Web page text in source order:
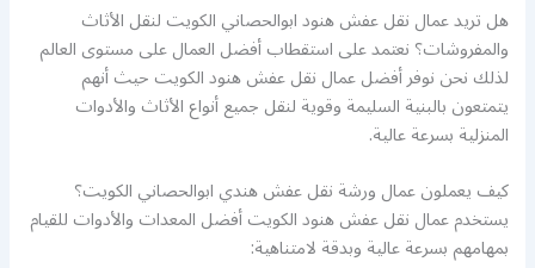
هل تريد عمال نقل عفش هنود ابوالحصاني الكويت لنقل الأثاث
والمفروشات؟ نعتمد على استقطاب أفضل العمال على مستوى العالم
لذلك نحن نوفر أفضل عمال نقل عفش هنود الكويت حيث أنهم
يتمتعون بالبنية السليمة وقوية لنقل جميع أنواع الأثاث والأدوات
المنزلية بسرعة عالية.
كيف يعملون عمال ورشة نقل عفش هندي ابوالحصاني الكويت؟
يستخدم عمال نقل عفش هنود الكويت أفضل المعدات والأدوات للقيام
بمهامهم بسرعة عالية وبدقة لامتناهية: